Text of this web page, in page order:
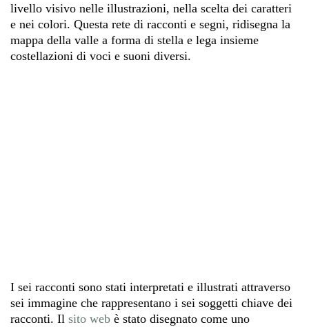
livello visivo nelle illustrazioni, nella scelta dei caratteri
e nei colori. Questa rete di racconti e segni, ridisegna la
mappa della valle a forma di stella e lega insieme
costellazioni di voci e suoni diversi.
I sei racconti sono stati interpretati e illustrati attraverso
sei immagine che rappresentano i sei soggetti chiave dei
racconti. Il sito web è stato disegnato come uno